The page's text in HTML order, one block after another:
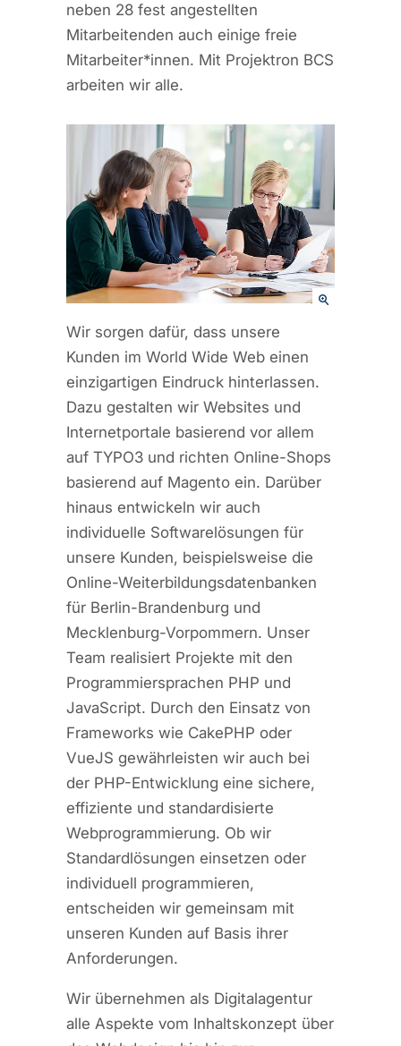
neben 28 fest angestellten
Mitarbeitenden auch einige freie
Mitarbeiter*innen. Mit Projektron BCS
arbeiten wir alle.
Wir sorgen dafür, dass unsere
Kunden im World Wide Web einen
einzigartigen Eindruck hinterlassen.
Dazu gestalten wir Websites und
Internetportale basierend vor allem
auf TYPO3 und richten Online-Shops
basierend auf Magento ein. Darüber
hinaus entwickeln wir auch
individuelle Softwarelösungen für
unsere Kunden, beispielsweise die
Online-Weiterbildungsdatenbanken
für Berlin-Brandenburg und
Mecklenburg-Vorpommern. Unser
Team realisiert Projekte mit den
Programmiersprachen PHP und
JavaScript. Durch den Einsatz von
Frameworks wie CakePHP oder
VueJS gewährleisten wir auch bei
der PHP-Entwicklung eine sichere,
effiziente und standardisierte
Webprogrammierung. Ob wir
Standardlösungen einsetzen oder
individuell programmieren,
entscheiden wir gemeinsam mit
unseren Kunden auf Basis ihrer
Anforderungen.
Wir übernehmen als Digitalagentur
alle Aspekte vom Inhaltskonzept über